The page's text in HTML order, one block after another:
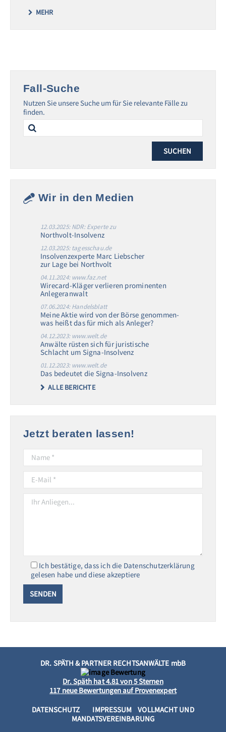
MEHR
Fall-Suche
Nutzen Sie unsere Suche um für Sie relevante Fälle zu
finden.
Search
for:
Wir in den Medien
12.03.2025: NDR: Experte zu
Northvolt-Insolvenz
12.03.2025: tagesschau.de
Insolvenzexperte Marc Liebscher
zur Lage bei Northvolt
04.11.2024: www.faz.net
Wirecard-Kläger verlieren prominenten
Anlegeranwalt
07.06.2024: Handelsblatt
Meine Aktie wird von der Börse genommen-
was heißt das für mich als Anleger?
04.12.2023: www.welt.de
Anwälte rüsten sich für juristische
Schlacht um Signa-Insolvenz
01.12.2023: www.welt.de
Das bedeutet die Signa-Insolvenz
ALLE BERICHTE
Jetzt beraten lassen!
Ich bestätige, dass ich die Datenschutzerklärung
gelesen habe und diese akzeptiere
DR. SPÄTH & PARTNER RECHTSANWÄLTE mbB
Dr. Späth hat4.81von5Sternen
117neue Bewertungen auf Provenexpert
DATENSCHUTZ
IMPRESSUM
VOLLMACHT UND
MANDATSVEREINBARUNG